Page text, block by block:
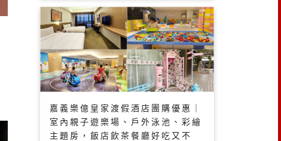
嘉義樂億皇家渡假酒店團購優惠｜
室內親子遊樂場、戶外泳池、彩繪
主題房，飯店飲茶餐廳好吃又不